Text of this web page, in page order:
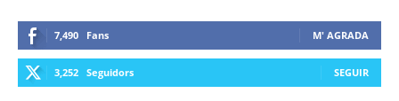
7,490 Fans M' AGRADA
3,252 Seguidors SEGUIR